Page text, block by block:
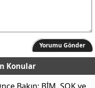
Yorumu Gönder
Konular